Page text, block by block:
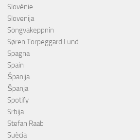
Slovénie
Slovenija
Söngvakeppnin
Søren Torpeggard Lund
Spagna
Spain
Španija
Španja
Spotify
Srbija
Stefan Raab
Suècia